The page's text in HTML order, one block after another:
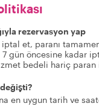
rezervasyon yap
et, paranı
7 gün öncesine kadar
bedeli hariç paran
değişti?
en uygun tarih ve